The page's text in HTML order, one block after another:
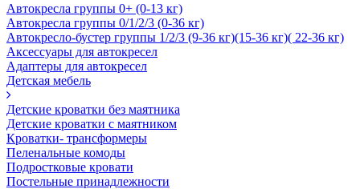
Автокресла группы 0+ (0-13 кг)
Автокресла группы 0/1/2/3 (0-36 кг)
Автокресло-бустер группы 1/2/3 (9-36 кг)(15-36 кг)( 22-36 кг)
Аксессуары для автокресел
Адаптеры для автокресел
Детская мебель
Детские кроватки без маятника
Детские кроватки с маятником
Кроватки- трансформеры
Пеленальные комоды
Подростковые кровати
Постельные принадлежности